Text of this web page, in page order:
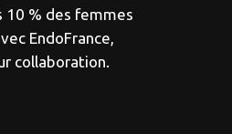
10 % des femmes
EndoFrance,
collaboration.